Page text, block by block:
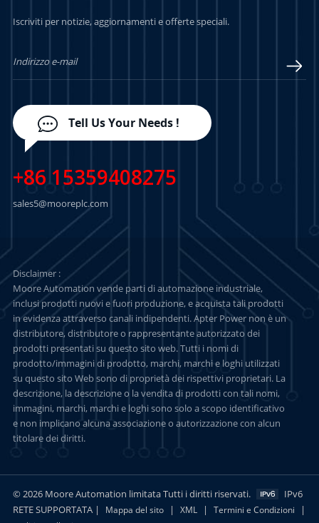
Iscriviti per notizie, aggiornamenti e offerte speciali.
Tell Us Your Needs !
+86 15359408275
sales5@mooreplc.com
Disclaimer :
Moore Automation vende parti di automazione industriale,
inclusi prodotti nuovi e fuori produzione, e acquista tali prodotti
in evidenza attraverso canali indipendenti. Apter Power non è un
distributore, distributore o rappresentante autorizzato dei
prodotti presentati su questo sito web. Tutti i nomi di
prodotto/immagini di prodotto, marchi, marchi e loghi utilizzati
su questo sito Web sono di proprietà dei rispettivi proprietari. La
descrizione, la descrizione o la vendita di prodotti con tali nomi,
immagini, marchi, marchi e loghi sono solo a scopo identificativo
e non implicano alcuna associazione o autorizzazione con alcun
titolare dei diritti.
© 2026 Moore Automation limitata Tutti i diritti riservati.
IPv6
RETE SUPPORTATA |
Mappa del sito | XML | Termini e Condizioni |